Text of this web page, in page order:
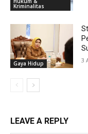
Kriminalitas
Gaya Hidup 3
LEAVE A REPLY